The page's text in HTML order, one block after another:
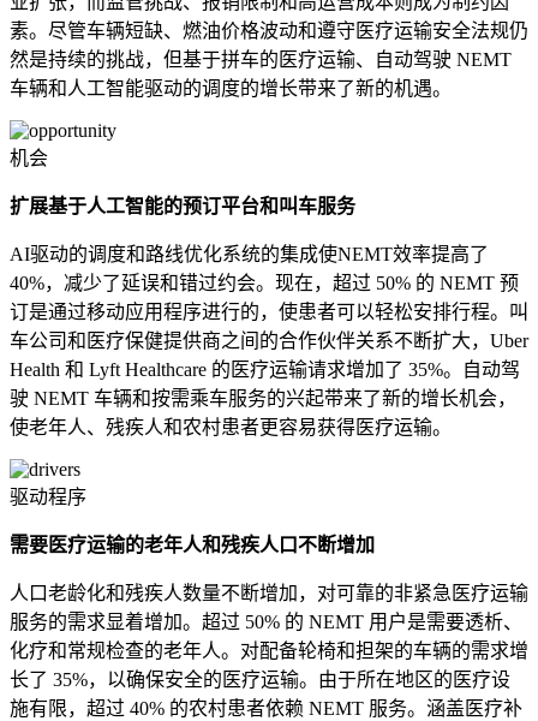
素。尽管车辆短缺、燃油价格波动和遵守医疗运输安全法规仍
然是持续的挑战，但基于拼车的医疗运输、自动驾驶 NEMT
车辆和人工智能驱动的调度的增长带来了新的机遇。
机会
扩展基于人工智能的预订平台和叫车服务
AI驱动的调度和路线优化系统的集成使NEMT效率提高了
40%，减少了延误和错过约会。现在，超过 50% 的 NEMT 预
订是通过移动应用程序进行的，使患者可以轻松安排行程。叫
车公司和医疗保健提供商之间的合作伙伴关系不断扩大，Uber
Health 和 Lyft Healthcare 的医疗运输请求增加了 35%。自动驾
驶 NEMT 车辆和按需乘车服务的兴起带来了新的增长机会，
使老年人、残疾人和农村患者更容易获得医疗运输。
驱动程序
需要医疗运输的老年人和残疾人口不断增加
人口老龄化和残疾人数量不断增加，对可靠的非紧急医疗运输
服务的需求显着增加。超过 50% 的 NEMT 用户是需要透析、
化疗和常规检查的老年人。对配备轮椅和担架的车辆的需求增
长了 35%，以确保安全的医疗运输。由于所在地区的医疗设
施有限，超过 40% 的农村患者依赖 NEMT 服务。涵盖医疗补